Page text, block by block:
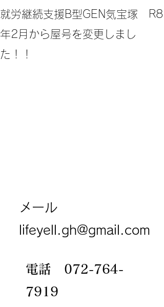
​就労継続支援B型GEN気宝塚 R8
年2月から屋号を変更しまし
た！！
メール
lifeyell.gh@gmail.com
電話 072-764-
7919